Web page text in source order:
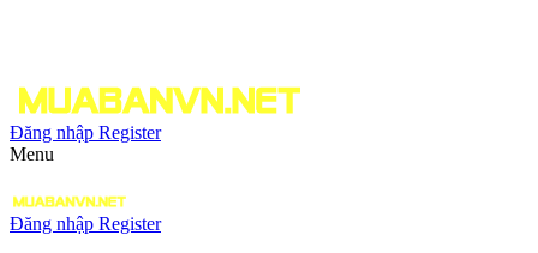
Đăng nhập Register
Menu
Đăng nhập Register